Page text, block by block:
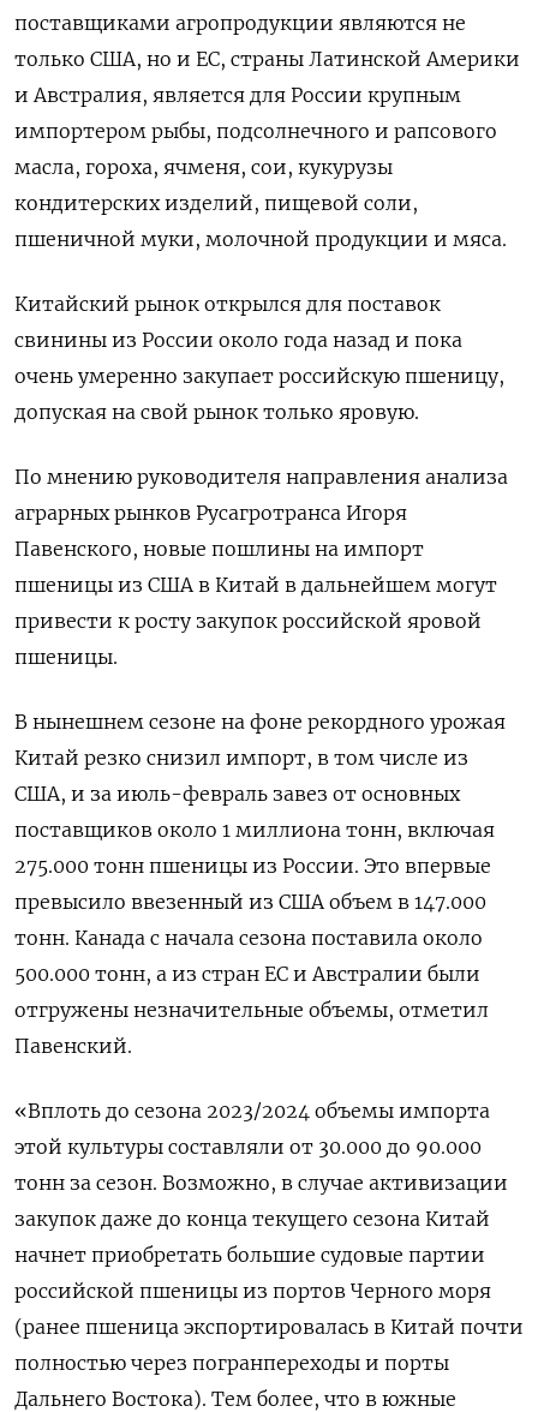
поставщиками агропродукции являются не
только США, но и ЕС, страны Латинской Америки
и Австралия, является для России крупным
импортером рыбы, подсолнечного и рапсового
масла, гороха, ячменя, сои, кукурузы
кондитерских изделий, пищевой соли,
пшеничной муки, молочной продукции и мяса.
Китайский рынок открылся для поставок
свинины из России около года назад и пока
очень умеренно закупает российскую пшеницу,
допуская на свой рынок только яровую.
По мнению руководителя направления анализа
аграрных рынков Русагротранса Игоря
Павенского, новые пошлины на импорт
пшеницы из США в Китай в дальнейшем могут
привести к росту закупок российской яровой
пшеницы.
В нынешнем сезоне на фоне рекордного урожая
Китай резко снизил импорт, в том числе из
США, и за июль-февраль завез от основных
поставщиков около 1 миллиона тонн, включая
275.000 тонн пшеницы из России. Это впервые
превысило ввезенный из США объем в 147.000
тонн. Канада с начала сезона поставила около
500.000 тонн, а из стран ЕС и Австралии были
отгружены незначительные объемы, отметил
Павенский.
«Вплоть до сезона 2023/2024 объемы импорта
этой культуры составляли от 30.000 до 90.000
тонн за сезон. Возможно, в случае активизации
закупок даже до конца текущего сезона Китай
начнет приобретать большие судовые партии
российской пшеницы из портов Черного моря
(ранее пшеница экспортировалась в Китай почти
полностью через погранпереходы и порты
Дальнего Востока). Тем более, что в южные